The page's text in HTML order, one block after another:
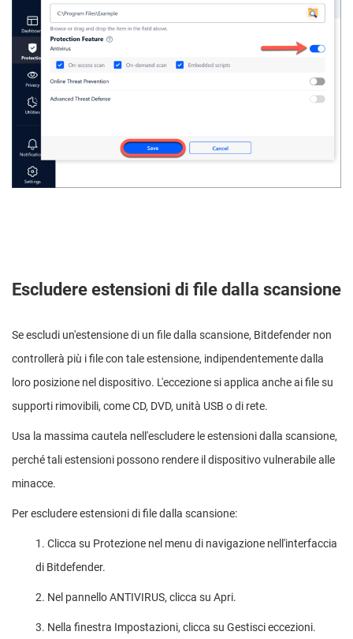
Escludere estensioni di file dalla scansione
Se escludi un'estensione di un file dalla scansione, Bitdefender non
controllerà più i file con tale estensione, indipendentemente dalla
loro posizione nel dispositivo. L'eccezione si applica anche ai file su
supporti rimovibili, come CD, DVD, unità USB o di rete.
Usa la massima cautela nell'escludere le estensioni dalla scansione,
perché tali estensioni possono rendere il dispositivo vulnerabile alle
minacce.
Per escludere estensioni di file dalla scansione:
1. Clicca su Protezione nel menu di navigazione nell'interfaccia
di Bitdefender.
2. Nel pannello ANTIVIRUS, clicca su Apri.
3. Nella finestra Impostazioni, clicca su Gestisci eccezioni.